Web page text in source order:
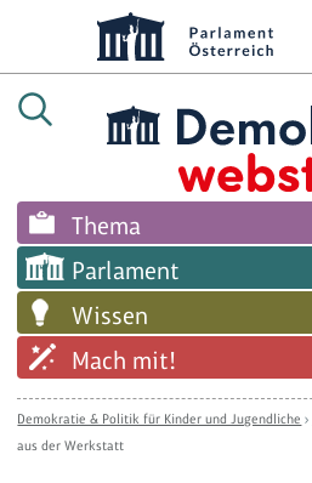
Thema
Parlament
Wissen
Mach mit!
Demokratie & Politik für Kinder und Jugendliche ›
aus der Werkstatt